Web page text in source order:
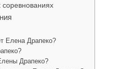
Елена Драпеко?
Драпеко?